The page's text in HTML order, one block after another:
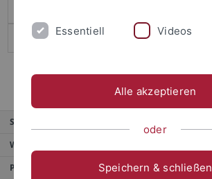
Service
Weitere Angebote
Portale
Essentiell Videos
Alle akzeptieren
oder
Speichern & schließen